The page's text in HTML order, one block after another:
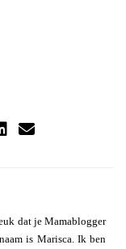
dat je Mamablogger
is Marisca. Ik ben